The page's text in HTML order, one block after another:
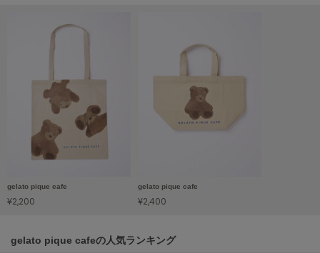
MICHU COQUETTE
ミチュ コケット
miies miim
ミーエスミーム
Mila Owen
ミラオーウェン
MOIGE
モワージュ
ミュシャ
gelato pique cafe
¥2,200
gelato pique cafe
¥2,400
gelato pique cafeの人気ランキング